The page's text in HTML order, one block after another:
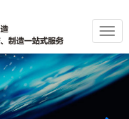
切
换
导
航